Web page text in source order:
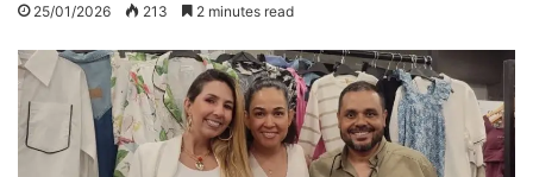
25/01/2026 213 2 minutes read